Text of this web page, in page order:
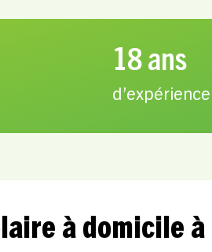
18 ans
d’expérience
à domicile à